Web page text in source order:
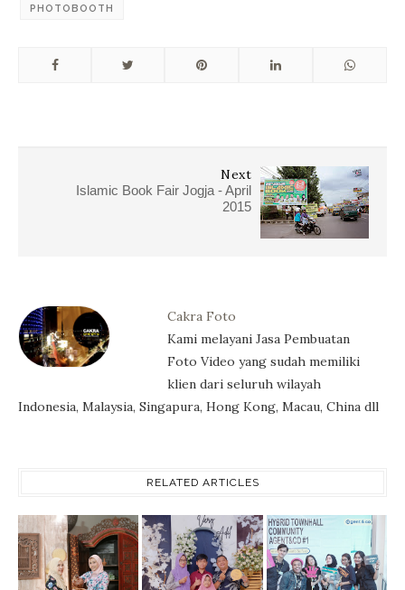
PHOTOBOOTH
Next
Islamic Book Fair Jogja - April
2015
Cakra Foto
Kami melayani Jasa Pembuatan
Foto Video yang sudah memiliki
klien dari seluruh wilayah
Indonesia, Malaysia, Singapura, Hong Kong, Macau, China dll
RELATED ARTICLES